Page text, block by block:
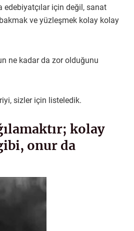
edebiyatçılar için değil, sanat
ve yüzleşmek kolay kolay
ne kadar da zor olduğunu
sizler için listeledik.
kolay
onur da